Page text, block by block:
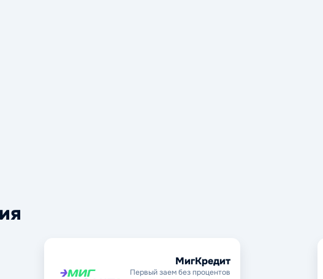
МигКредит
Первый заем без процентов